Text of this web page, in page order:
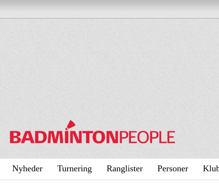
Nyheder Turnering Ranglister Personer